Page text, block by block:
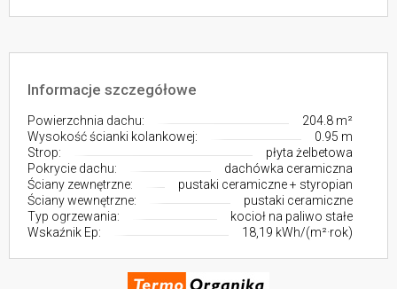
Informacje szczegółowe
Powierzchnia dachu:
204.8 m²
Wysokość ścianki kolankowej:
0.95 m
Strop:
płyta żelbetowa
Pokrycie dachu:
dachówka ceramiczna
Ściany zewnętrzne:
pustaki ceramiczne + styropian
Ściany wewnętrzne:
pustaki ceramiczne
Typ ogrzewania:
kocioł na paliwo stałe
Wskaźnik Ep:
18,19 kWh/(m²·rok)